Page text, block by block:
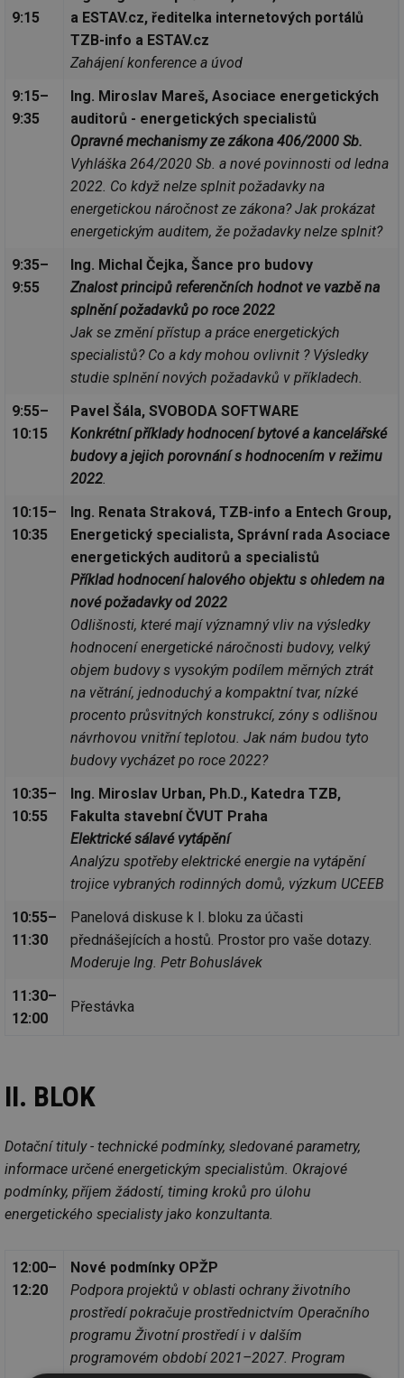
9:15
a ESTAV.cz, ředitelka internetových portálů
TZB-info a ESTAV.cz
Zahájení konference a úvod
9:15–
9:35
Ing. Miroslav Mareš, Asociace energetických
auditorů - energetických specialistů
Opravné mechanismy ze zákona 406/2000 Sb.
Vyhláška 264/2020 Sb. a nové povinnosti od ledna
2022. Co když nelze splnit požadavky na
energetickou náročnost ze zákona? Jak prokázat
energetickým auditem, že požadavky nelze splnit?
9:35–
9:55
Ing. Michal Čejka, Šance pro budovy
Znalost principů referenčních hodnot ve vazbě na
splnění požadavků po roce 2022
Jak se změní přístup a práce energetických
specialistů? Co a kdy mohou ovlivnit ? Výsledky
studie splnění nových požadavků v příkladech.
9:55–
10:15
Pavel Šála, SVOBODA SOFTWARE
Konkrétní příklady hodnocení bytové a kancelářské
budovy a jejich porovnání s hodnocením v režimu
2022
10:15–
10:35
Ing. Renata Straková, TZB-info a Entech Group,
Energetický specialista, Správní rada Asociace
energetických auditorů a specialistů
Příklad hodnocení halového objektu s ohledem na
nové požadavky od 2022
Odlišnosti, které mají významný vliv na výsledky
hodnocení energetické náročnosti budovy, velký
objem budovy s vysokým podílem měrných ztrát
na větrání, jednoduchý a kompaktní tvar, nízké
procento průsvitných konstrukcí, zóny s odlišnou
návrhovou vnitřní teplotou. Jak nám budou tyto
budovy vycházet po roce 2022?
10:35–
10:55
Ing. Miroslav Urban, Ph.D., Katedra TZB,
Fakulta stavební ČVUT Praha
Elektrické sálavé vytápění
Analýzu spotřeby elektrické energie na vytápění
trojice vybraných rodinných domů, výzkum UCEEB
10:55–
11:30
Panelová diskuse k I. bloku za účasti
přednášejících a hostů. Prostor pro vaše dotazy.
Moderuje Ing. Petr Bohuslávek
11:30–
12:00
Přestávka
II. BLOK
Dotační tituly - technické podmínky, sledované parametry,
informace určené energetickým specialistům. Okrajové
podmínky, příjem žádostí, timing kroků pro úlohu
energetického specialisty jako konzultanta.
12:00–
12:20
Nové podmínky OPŽP
Podpora projektů v oblasti ochrany životního
prostředí pokračuje prostřednictvím Operačního
programu Životní prostředí i v dalším
programovém období 2021–2027. Program